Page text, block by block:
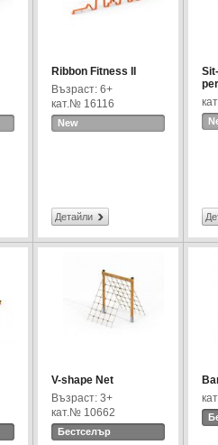
Ribbon Fitness II
Възраст: 6+
кат.№ 16116
New
Детайли
V-shape Net
Възраст: 3+
кат.№ 10662
Бестселър